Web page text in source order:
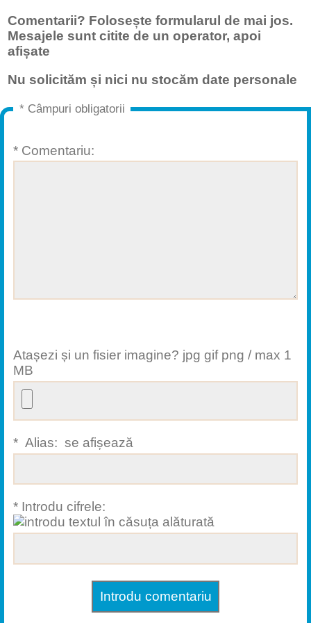
Comentarii? Folosește formularul de mai jos.
Mesajele sunt citite de un operator, apoi
afișate
Nu solicităm și nici nu stocăm date personale
* Câmpuri obligatorii
* Comentariu:
Atașezi și un fisier imagine? jpg gif png / max 1
MB
* Alias: se afișează
* Introdu cifrele: